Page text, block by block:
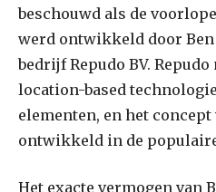
beschouwd als de
werd ontwikkeld door
bedrijf Repudo BV.
location-based
elementen, en het
ontwikkeld in de
Het exacte vermogen van